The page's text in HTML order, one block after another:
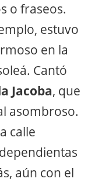
o fraseos.
estuvo
en la
Cantó
Jacoba, que
asombroso.
calle
aún con el